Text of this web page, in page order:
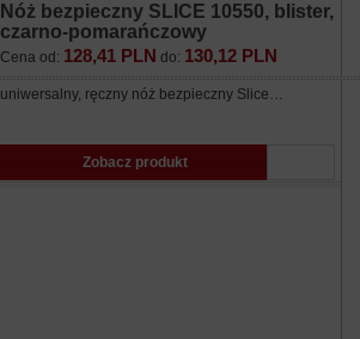
Nóż bezpieczny SLICE 10550, blister,
czarno-pomarańczowy
Cena od: 128,41 PLN do: 130,12 PLN
uniwersalny, ręczny nóż bezpieczny Slice…
Zobacz produkt